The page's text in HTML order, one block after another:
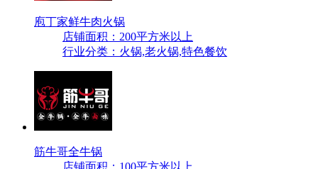
庖丁家鲜牛肉火锅
店铺面积：200平方米以上
行业分类：火锅,老火锅,特色餐饮
筋牛哥全牛锅
店铺面积：100平方米以上